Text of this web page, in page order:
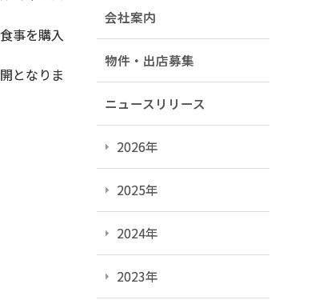
事を購入
となりま
会社案内
物件・出店募集
ニュースリリース
2026年
2025年
2024年
2023年